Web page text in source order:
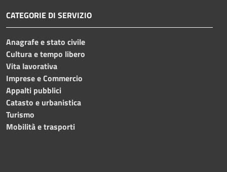
CATEGORIE DI SERVIZIO
Anagrafe e stato civile
Cultura e tempo libero
Vita lavorativa
Imprese e Commercio
Appalti pubblici
Catasto e urbanistica
Turismo
Mobilità e trasporti